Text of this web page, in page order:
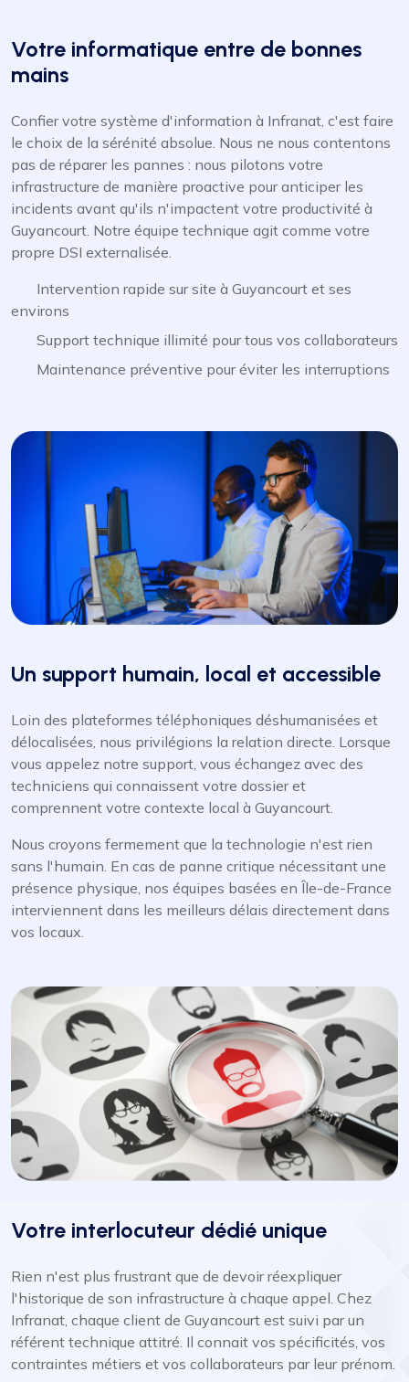
Votre informatique entre de bonnes
mains
Confier votre système d'information à Infranat, c'est faire
le choix de la sérénité absolue. Nous ne nous contentons
pas de réparer les pannes : nous pilotons votre
infrastructure de manière proactive pour anticiper les
incidents avant qu'ils n'impactent votre productivité à
Guyancourt. Notre équipe technique agit comme votre
propre DSI externalisée.
Intervention rapide sur site à Guyancourt et ses
environs
Support technique illimité pour tous vos collaborateurs
Maintenance préventive pour éviter les interruptions
Un support humain, local et accessible
Loin des plateformes téléphoniques déshumanisées et
délocalisées, nous privilégions la relation directe. Lorsque
vous appelez notre support, vous échangez avec des
techniciens qui connaissent votre dossier et
comprennent votre contexte local à Guyancourt.
Nous croyons fermement que la technologie n'est rien
sans l'humain. En cas de panne critique nécessitant une
présence physique, nos équipes basées en Île-de-France
interviennent dans les meilleurs délais directement dans
vos locaux.
Votre interlocuteur dédié unique
Rien n'est plus frustrant que de devoir réexpliquer
l'historique de son infrastructure à chaque appel. Chez
Infranat, chaque client de Guyancourt est suivi par un
référent technique attitré. Il connait vos spécificités, vos
contraintes métiers et vos collaborateurs par leur prénom.